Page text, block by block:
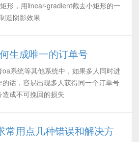
形，用linear-gradient截去小矩形的一
造阴影效果
生成唯一的订单号
系统等其他系统中，如果多人同时进
话，容易出现多人获得同一个订单号
成不可挽回的损失
常用点几种错误和解决方